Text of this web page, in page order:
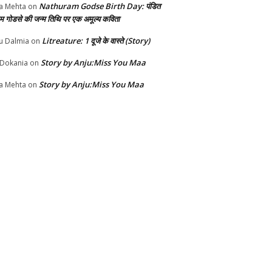
Mehta on Nathuram Godse Birth Day: पंडित
गोडसे की जन्म तिथि पर एक अमूल्य कविता
Dalmia on Litreature: 1 दूजे के वास्ते (Story)
on Story by Anju:Miss You Maa
Mehta on Story by Anju:Miss You Maa